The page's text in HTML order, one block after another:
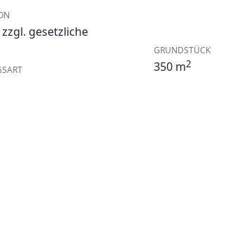
zzgl. gesetzliche
GRUNDSTÜCK
350 m2